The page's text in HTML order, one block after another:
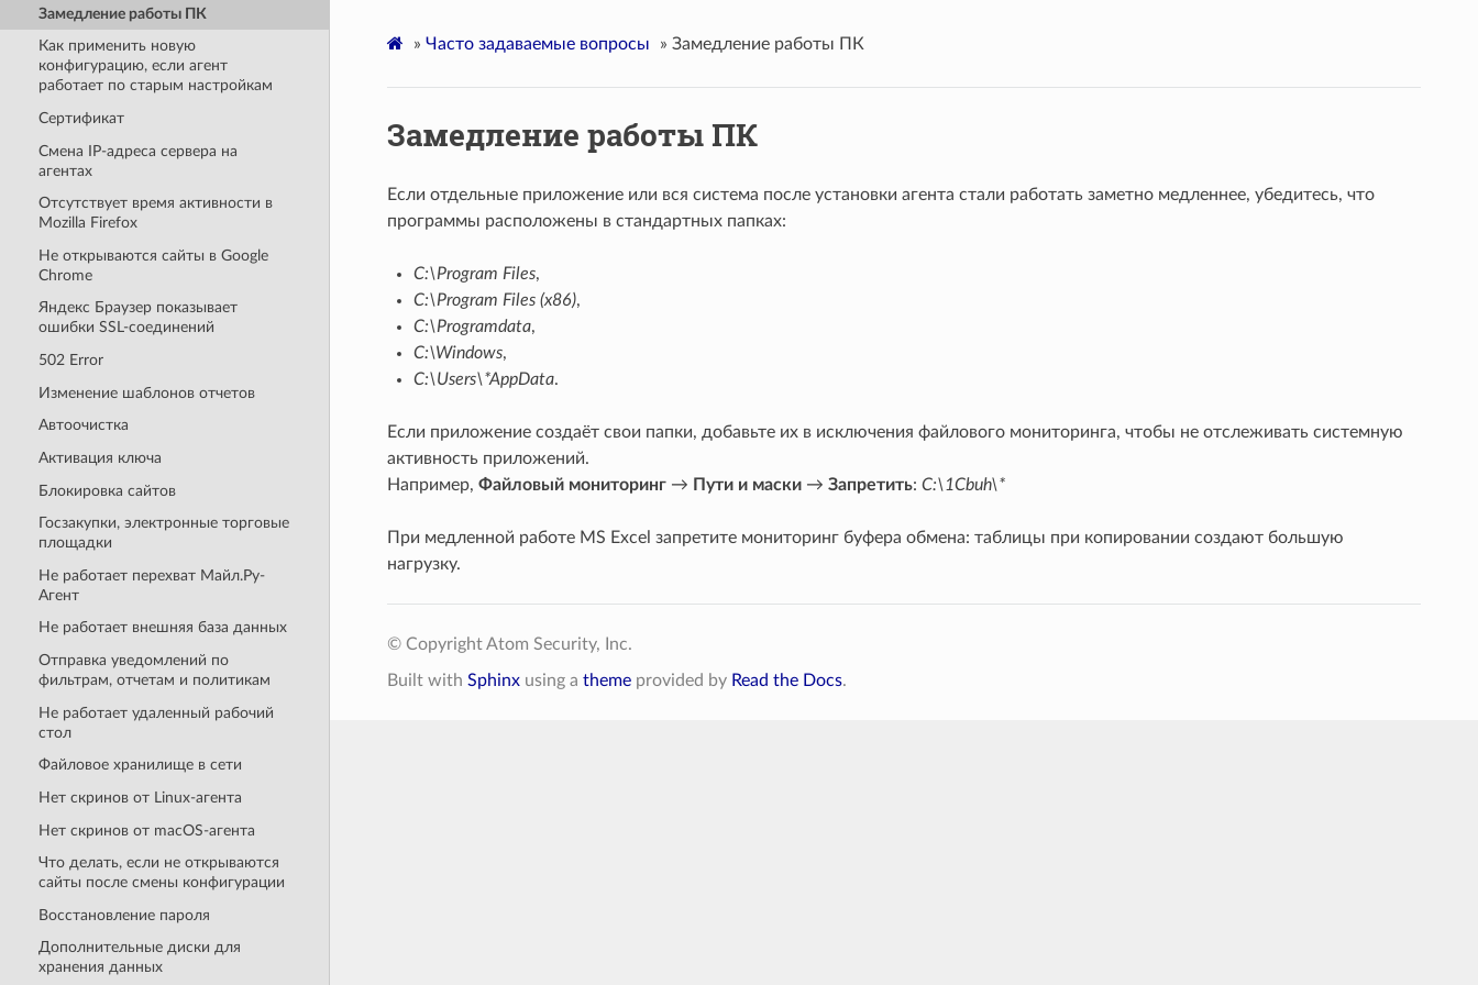
Замедление работы ПК
Как применить новую
конфигурацию, если агент
работает по старым настройкам
Сертификат
Смена IP-адреса сервера на
агентах
Отсутствует время активности в
Mozilla Firefox
Не открываются сайты в Google
Chrome
Яндекс Браузер показывает
ошибки SSL-соединений
502 Error
Изменение шаблонов отчетов
Автоочистка
Активация ключа
Блокировка сайтов
Госзакупки, электронные торговые
площадки
Не работает перехват Майл.Ру-
Агент
Не работает внешняя база данных
Отправка уведомлений по
фильтрам, отчетам и политикам
Не работает удаленный рабочий
стол
Файловое хранилище в сети
Нет скринов от Linux-агента
Нет скринов от macOS-агента
Что делать, если не открываются
сайты после смены конфигурации
Восстановление пароля
Дополнительные диски для
хранения данных
» Часто задаваемые вопросы » Замедление работы ПК
Замедление работы ПК
Если отдельные приложение или вся система после установки агента стали работать заметно медленнее, убедитесь, что
программы расположены в стандартных папках:
C:\Program Files,
C:\Program Files (x86),
C:\Programdata,
C:\Windows,
C:\Users\*AppData.
Если приложение создаёт свои папки, добавьте их в исключения файлового мониторинга, чтобы не отслеживать системную
активность приложений.
Например, Файловый мониторинг→ Пути и маски→ Запретить: C:\1Cbuh\*
При медленной работе MS Exсel запретите мониторинг буфера обмена: таблицы при копировании создают большую
нагрузку.
© Copyright Atom Security, Inc.
Built with Sphinxusing a themeprovided by Read the Docs.